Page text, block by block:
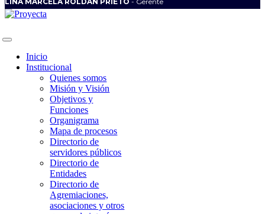
Inicio
Institucional
Quienes somos
Misión y Visión
Objetivos y
Funciones
Organigrama
Mapa de procesos
Directorio de
servidores públicos
Directorio de
Entidades
Directorio de
Agremiaciones,
asociaciones y otros